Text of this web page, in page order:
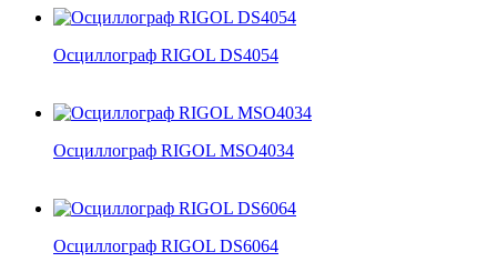
Осциллограф RIGOL DS4054
Осциллограф RIGOL MSO4034
Осциллограф RIGOL DS6064